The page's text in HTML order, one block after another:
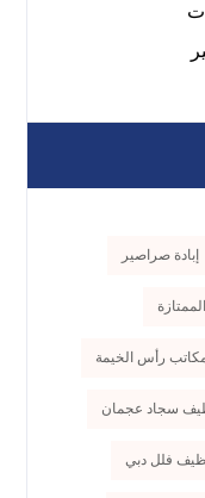
إبادة صراصير
الممتازة
رأس الخيمة
سجاد عجمان
فلل دبي